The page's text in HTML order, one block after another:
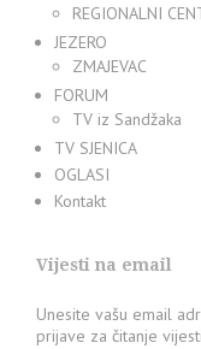
REGIONALNI
JEZERO
ZMAJEVAC
FORUM
TV iz Sandžaka
TV SJENICA
OGLASI
Kontakt
Vijesti na email
Unesite vašu email
prijave za čitanje